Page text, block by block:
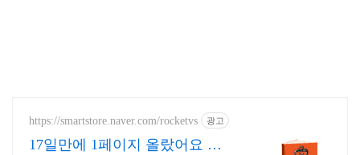
https://smartstore.naver.com/rocketvs 광고
17일만에 1페이지 올랐어요 지